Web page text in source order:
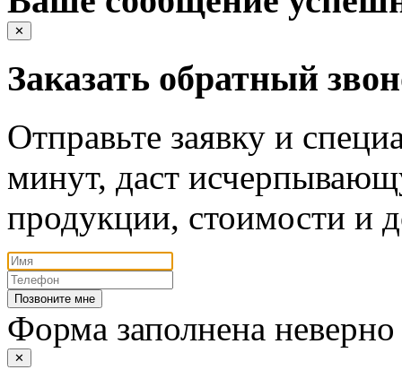
✕
Заказать обратный
Отправьте заявку и
минут, даст
продукции, стоимости и
Позвоните мне
Форма заполнена неверно
✕